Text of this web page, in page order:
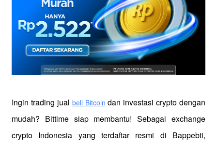
Ingin trading jual beli Bitcoin dan investasi crypto dengan
mudah? Bittime siap membantu! Sebagai exchange
crypto Indonesia yang terdaftar resmi di Bappebti,